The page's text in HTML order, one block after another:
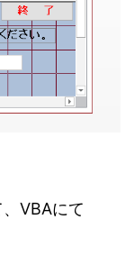
VBAにて